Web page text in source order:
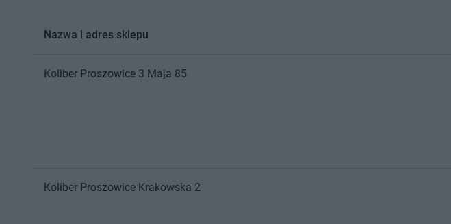
Nazwa i adres sklepu
Koliber Proszowice 3 Maja 85
Koliber Proszowice Krakowska 2